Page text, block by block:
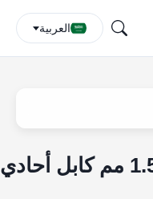
العربية
Cu-CuNi 1.16mm كبل نحاسي معزول معدني 1.5 مم كابل أحادي